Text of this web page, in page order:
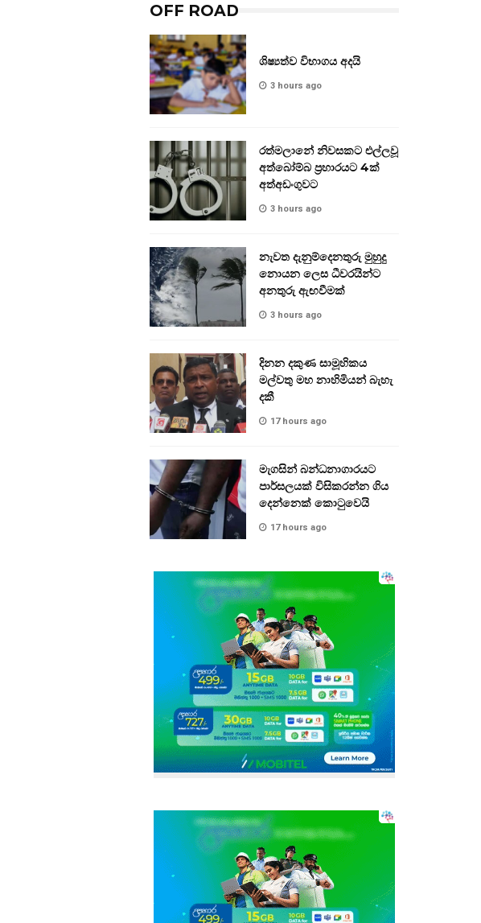
OFF ROAD
ශිෂ්‍යත්ව විභාගය අදයි
3 hours ago
රත්මලානේ නිවසකට එල්ලවූ
අත්බෝම්බ ප්‍රහාරයට 4ක්
අත්අඩංගුවට
3 hours ago
නැවත දැනුම්දෙනතුරු මුහුදු
නොයන ලෙස ධීවරයින්ට
අනතුරු ඇඟවීමක්
3 hours ago
දිනන දකුණ සාමූහිකය
මල්වතු මහ නාහිමියන් බැහැ
දකී
17 hours ago
මැගසින් බන්ධනාගාරයට
පාර්සලයක් විසිකරන්න ගිය
දෙන්නෙක් කොටුවෙයි
17 hours ago